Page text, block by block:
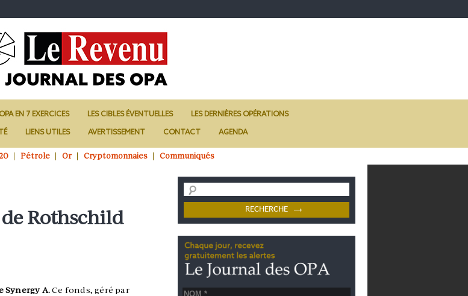
EN 7 EXERCICES LES CIBLES ÉVENTUELLES LES DERNIÈRES OPÉRATIONS
LIENS UTILES AVERTISSEMENT CONTACT AGENDA
Pétrole Or Cryptomonnaies Communiqués
Rothschild
Synergy A.Ce fonds, géré par